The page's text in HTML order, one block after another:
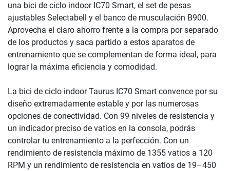
una bici de ciclo indoor IC70 Smart, el set de pesas
ajustables Selectabell y el banco de musculación B900.
Aprovecha el claro ahorro frente a la compra por separado
de los productos y saca partido a estos aparatos de
entrenamiento que se complementan de forma ideal, para
lograr la máxima eficiencia y comodidad.
La bici de ciclo indoor Taurus IC70 Smart convence por su
diseño extremadamente estable y por las numerosas
opciones de conectividad. Con 99 niveles de resistencia y
un indicador preciso de vatios en la consola, podrás
controlar tu entrenamiento a la perfección. Con un
rendimiento de resistencia máximo de 1355 vatios a 120
RPM y un rendimiento de resistencia en vatios de 19–450